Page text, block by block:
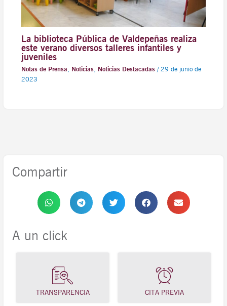
La biblioteca Pública de Valdepeñas realiza
este verano diversos talleres infantiles y
juveniles
Notas de Prensa Noticias, Noticias Destacadas/ 29 de junio de
2023
Compartir
A un click
TRANSPARENCIA CITA PREVIA